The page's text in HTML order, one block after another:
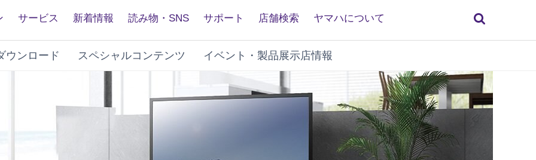
サービス 新着情報 読み物・SNS サポート 店舗検索 ヤマハについて
ウンロード スペシャルコンテンツ イベント・製品展示店情報